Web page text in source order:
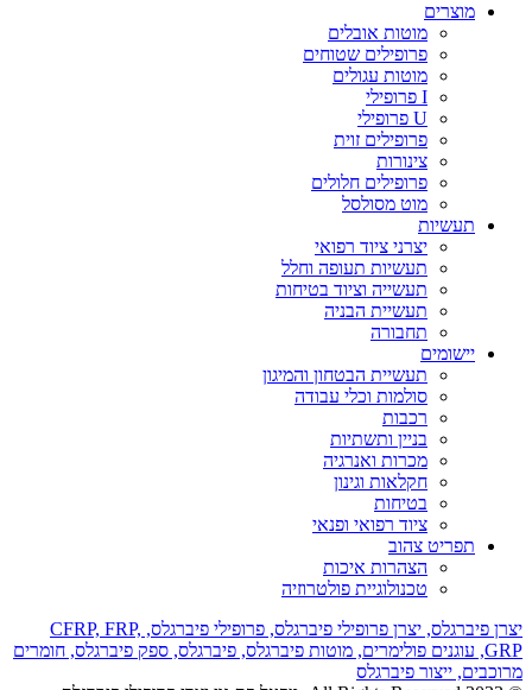
מוצרים
מוטות אובלים
פרופילים שטוחים
מוטות עגולים
I פרופילי
U פרופילי
פרופילים זוית
צינורות
פרופילים חלולים
מוט מסולסל
תעשיות
יצרני ציוד רפואי
תעשיות תעופה וחלל
תעשייה וציוד בטיחות
תעשיית הבניה
תחבורה
יישומים
תעשיית הבטחון והמיגון
סולמות וכלי עבודה
רכבות
בניין ותשתיות
מכרות ואנרגיה
חקלאות וגינון
בטיחות
ציוד רפואי ופנאי
תפריט צהוב
הצהרות איכות
טכנולוגיית פולטרוזיה
יצרן פיברגלס, יצרן פרופילי פיברגלס, פרופילי פיברגלס, CFRP, FRP,
GRP, עוגנים פולימרים, מוטות פיברגלס, פיברגלס, ספק פיברגלס, חומרים
מרוכבים, ייצור פיברגלס